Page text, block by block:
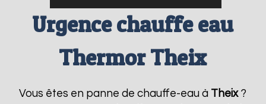
Urgence chauffe eau
Thermor Theix
Vous êtes en panne de chauffe-eau à Theix?